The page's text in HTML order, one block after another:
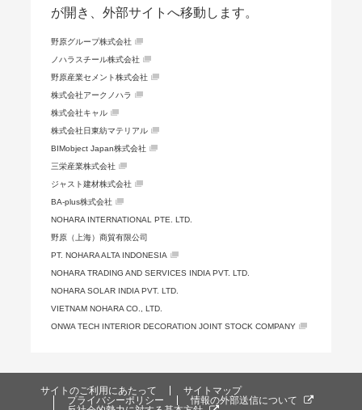
が開き、外部サイトへ移動します。
野原グループ株式会社
ノハラスチール株式会社
野原産業セメント株式会社
株式会社アークノハラ
株式会社キャル
株式会社日東紡マテリアル
BIMobject Japan株式会社
三栄産業株式会社
ジャスト建材株式会社
BA-plus株式会社
NOHARA INTERNATIONAL PTE. LTD.
野原（上海）商貿有限公司
PT. NOHARA ALTA INDONESIA
NOHARA TRADING AND SERVICES INDIA PVT. LTD.
NOHARA SOLAR INDIA PVT. LTD.
VIETNAM NOHARA CO., LTD.
ONWA TECH INTERIOR DECORATION JOINT STOCK COMPANY
サイトのご利用にあたって
サイトマップ
プライバシーポリシー
情報の外部送信について